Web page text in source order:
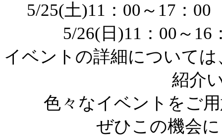
5/25(土)11：00～17
5/26(日)11：00～
イベントの詳細について
紹介
色々なイベントをご
ぜひこの機会